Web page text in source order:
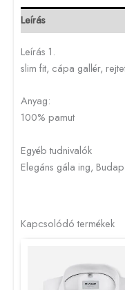
Leírás
Leírás 1.
slim fit, cápa gallér,
Anyag:
100% pamut
Egyéb tudnivalók
Elegáns gála ing,
Kapcsolódó termékek